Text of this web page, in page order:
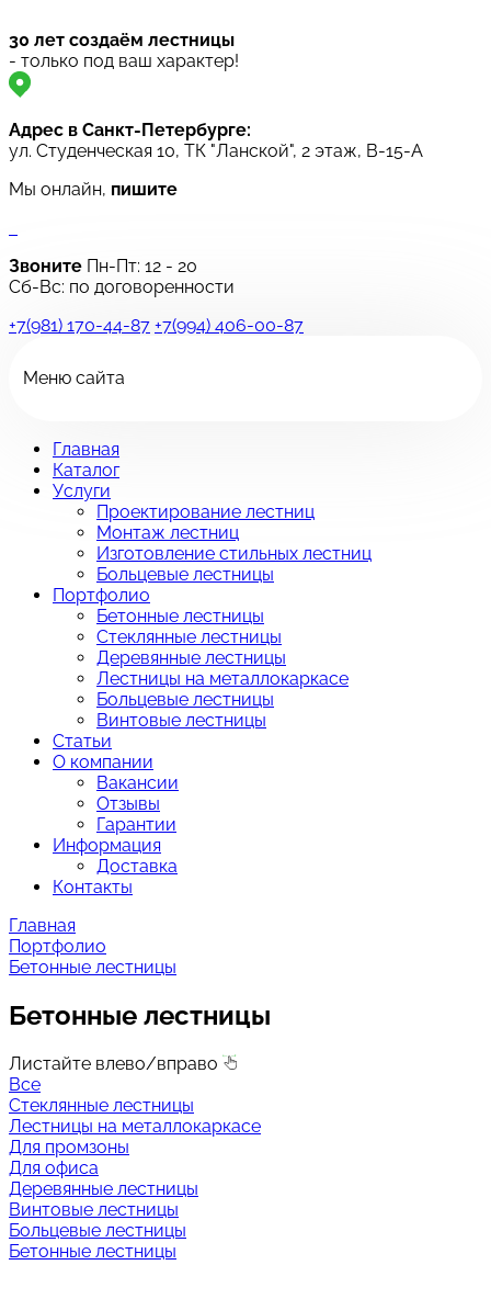
30 лет создаём лестницы
- только под ваш характер!
Адрес в Санкт-Петербурге:
ул. Студенческая 10, ТК "Ланской", 2 этаж, B-15-A
Мы онлайн, пишите
Звоните Пн-Пт: 12 - 20
Сб-Вс: по договоренности
+7(981) 170-44-87 +7(994) 406-00-87
Меню сайта
Главная
Каталог
Услуги
Проектирование лестниц
Монтаж лестниц
Изготовление стильных лестниц
Больцевые лестницы
Портфолио
Бетонные лестницы
Стеклянные лестницы
Деревянные лестницы
Лестницы на металлокаркасе
Больцевые лестницы
Винтовые лестницы
Статьи
О компании
Вакансии
Отзывы
Гарантии
Информация
Доставка
Контакты
Главная
Портфолио
Бетонные лестницы
Бетонные лестницы
Листайте влево/вправо
Все
Стеклянные лестницы
Лестницы на металлокаркасе
Для промзоны
Для офиса
Деревянные лестницы
Винтовые лестницы
Больцевые лестницы
Бетонные лестницы